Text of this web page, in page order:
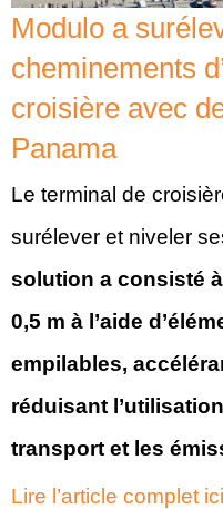
Modulo a
cheminements
croisière avec
Panama
Le terminal de
surélever et niveler
solution a consisté
0,5 m à l’aide
empilables,
réduisant
transport et les
Lire l’article complet